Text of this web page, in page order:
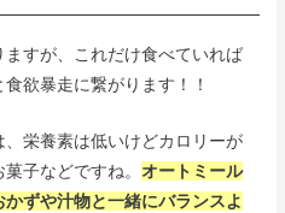
すが、これだけ食べていれば
欲暴走に繋がります！！
栄養素は低いけどカロリーが
菓子などですね。オートミール
ずや汁物と一緒にバランスよ